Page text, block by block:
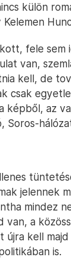
külön
Kelemen
fele sem
van,
kell, de
csak
képből, az
Soros-
jelennek
mindez
a
újra kell
is.